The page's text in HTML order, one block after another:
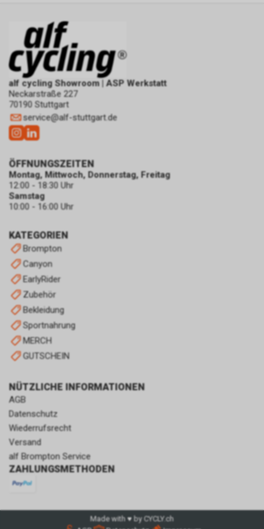
alf cycling Showroom | ASP Werkstatt
Neckarstraße 227
70190 Stuttgart
service@alf-stuttgart.de
KATEGORIEN
Brompton
Canyon
EarlyRider
Zubehör
Bekleidung
Sportnahrung
MERCH
GUTSCHEIN
NÜTZLICHE INFORMATIONEN
AGB
Datenschutz
Wiederrufsrecht
Versand
alf Brompton Service
ZAHLUNGSMETHODEN
ÖFFNUNGSZEITEN
Montag, Mittwoch, Donnerstag, Freitag
12:00 - 18:30 Uhr
Samstag
10:00 - 16:00 Uhr
Made with ♥ by CYCLY.ch